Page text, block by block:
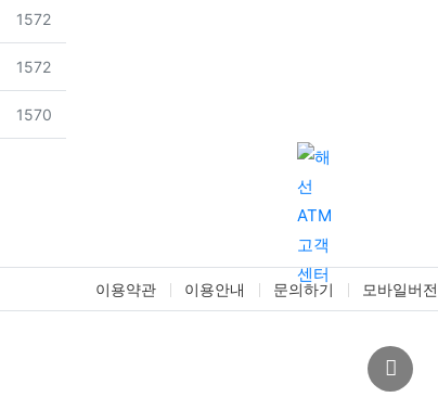
조회
1572
조회
1572
조회
1570
이용약관 이용안내 문의하기 모바일버전